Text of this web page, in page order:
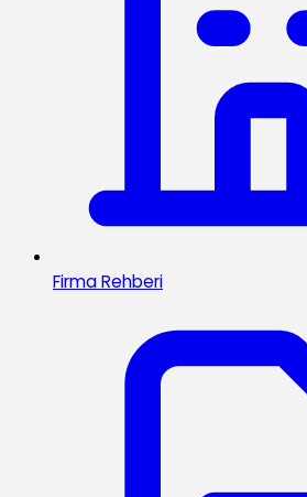
Firma Rehberi